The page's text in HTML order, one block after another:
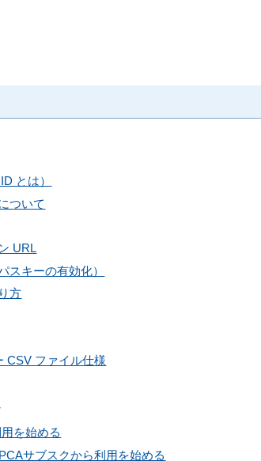
とは）
ついて
URL
スキーの有効化）
方
CSV ファイル仕様
を始める
サブスクから利用を始める